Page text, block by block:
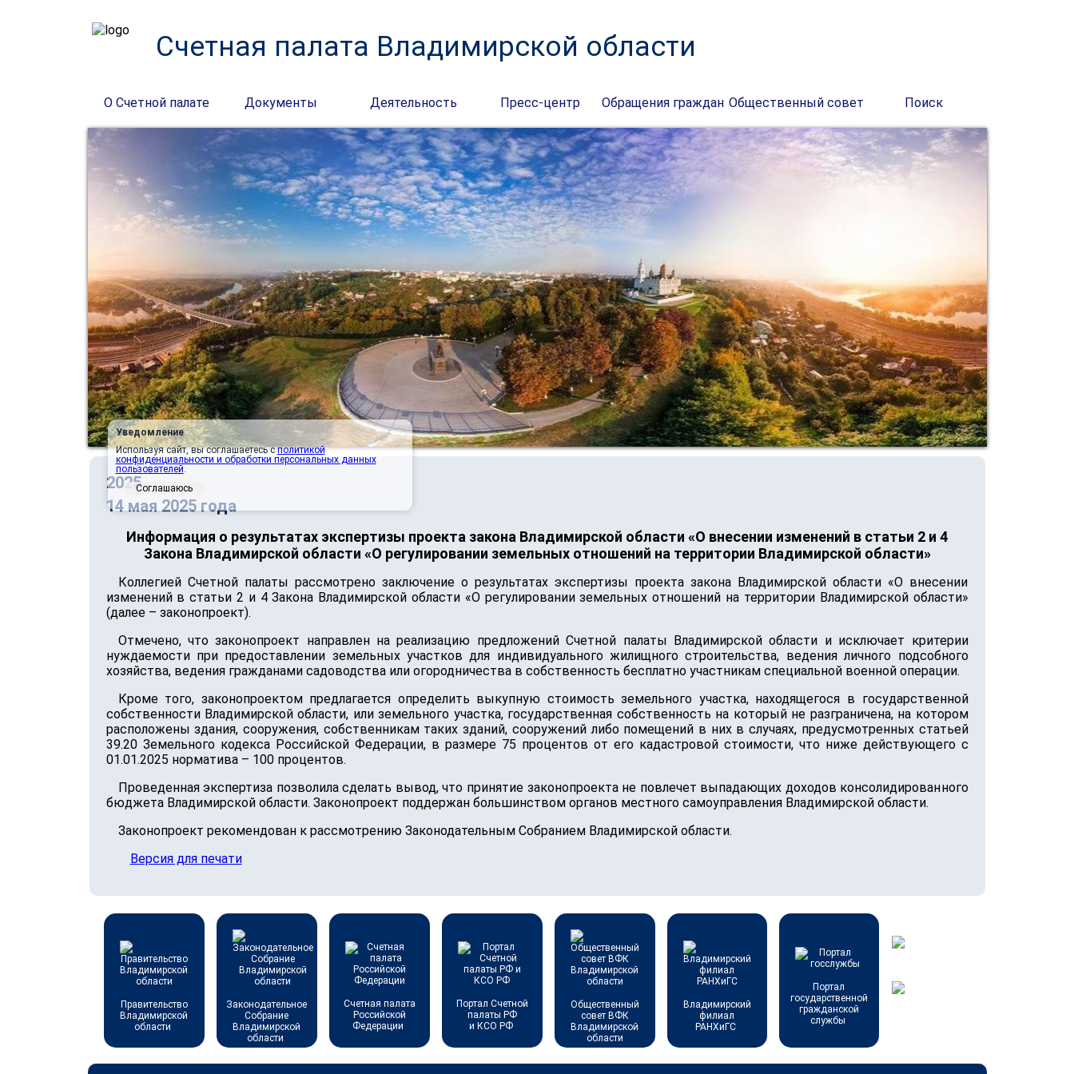
Счетная палата Владимирской области
О Счетной палате Документы Деятельность Пресс-центр Обращения граждан Общественный совет Поиск
2025
14 мая 2025 года
Информация о результатах экспертизы проекта закона Владимирской области «О внесении изменений в статьи 2 и 4
Закона Владимирской области «О регулировании земельных отношений на территории Владимирской области»
Коллегией Счетной палаты рассмотрено заключение о результатах экспертизы проекта закона Владимирской области «О внесении
изменений в статьи 2 и 4 Закона Владимирской области «О регулировании земельных отношений на территории Владимирской области»
(далее – законопроект).
Отмечено, что законопроект направлен на реализацию предложений Счетной палаты Владимирской области и исключает критерии
нуждаемости при предоставлении земельных участков для индивидуального жилищного строительства, ведения личного подсобного
хозяйства, ведения гражданами садоводства или огородничества в собственность бесплатно участникам специальной военной операции.
Кроме того, законопроектом предлагается определить выкупную стоимость земельного участка, находящегося в государственной
собственности Владимирской области, или земельного участка, государственная собственность на который не разграничена, на котором
расположены здания, сооружения, собственникам таких зданий, сооружений либо помещений в них в случаях, предусмотренных статьей
39.20 Земельного кодекса Российской Федерации, в размере 75 процентов от его кадастровой стоимости, что ниже действующего с
01.01.2025 норматива – 100 процентов.
Проведенная экспертиза позволила сделать вывод, что принятие законопроекта не повлечет выпадающих доходов консолидированного
бюджета Владимирской области. Законопроект поддержан большинством органов местного самоуправления Владимирской области.
Законопроект рекомендован к рассмотрению Законодательным Собранием Владимирской области.
Версия для печати
Правительство
Владимирской
области
Законодательное
Собрание
Владимирской
области
Счетная палата
Российской
Федерации
Портал Счетной
палаты РФ
и КСО РФ
Общественный
совет ВФК
Владимирской
области
Владимирский
филиал
РАНХиГС
Портал
государственной
гражданской
службы
Уведомление
Используя сайт, вы соглашаетесь сполитикой
конфиденциальности и обработки персональных данных
пользователей.
Соглашаюсь